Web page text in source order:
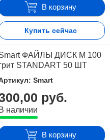
В корзину
Купить сейчас
ФАЙЛЫ ДИСК М 100
STANDART 50 ШТ
Smart
руб.
В наличии
В корзину